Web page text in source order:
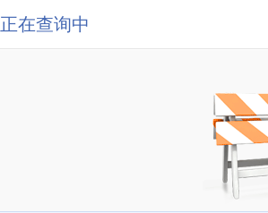
正在查询中